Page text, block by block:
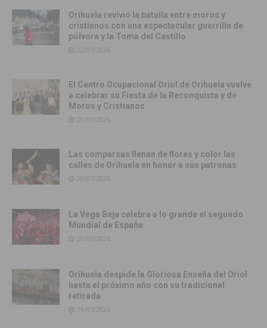
Orihuela revivió la batalla entre moros y
cristianos con una espectacular guerrilla de
pólvora y la Toma del Castillo
22/07/2026
El Centro Ocupacional Oriol de Orihuela vuelve
a celebrar su Fiesta de la Reconquista y de
Moros y Cristianos
20/07/2026
Las comparsas llenan de flores y color las
calles de Orihuela en honor a sus patronas
20/07/2026
La Vega Baja celebra a lo grande el segundo
Mundial de España
20/07/2026
Orihuela despide la Gloriosa Enseña del Oriol
hasta el próximo año con su tradicional
retirada
19/07/2026